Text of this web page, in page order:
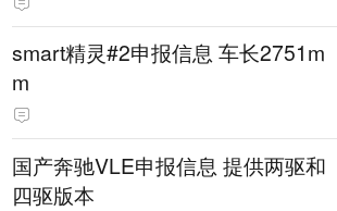
smart精灵#2申报信息 车长2751m
m
国产奔驰VLE申报信息 提供两驱和
四驱版本